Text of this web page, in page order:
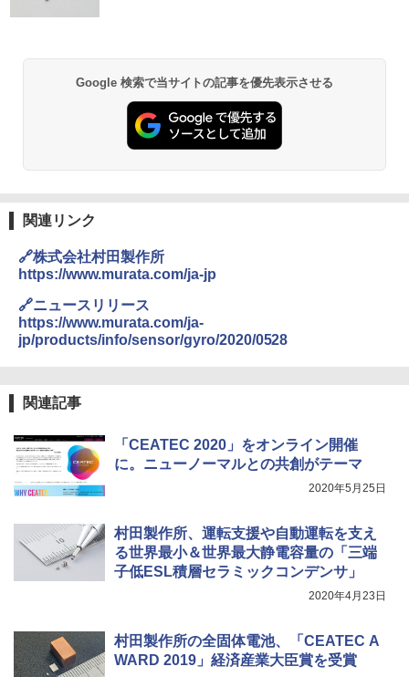
Google 検索で当サイトの記事を優先表示させる
関連リンク
🔗株式会社村田製作所
https://www.murata.com/ja-jp
🔗ニュースリリース
https://www.murata.com/ja-
jp/products/info/sensor/gyro/2020/0528
関連記事
「CEATEC 2020」をオンライン開催
に。ニューノーマルとの共創がテーマ
2020年5月25日
村田製作所、運転支援や自動運転を支え
る世界最小＆世界最大静電容量の「三端
子低ESL積層セラミックコンデンサ」
2020年4月23日
村田製作所の全固体電池、「CEATEC A
WARD 2019」経済産業大臣賞を受賞